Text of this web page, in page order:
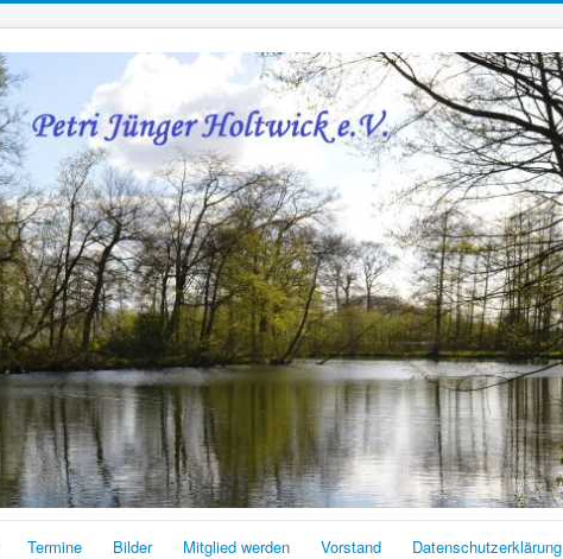
Termine Bilder Mitglied werden Vorstand Datenschutzerklärung